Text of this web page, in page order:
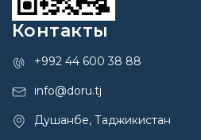
Контакты
+992 44 600 38 88
info@doru.tj
Душанбе, Таджикистан